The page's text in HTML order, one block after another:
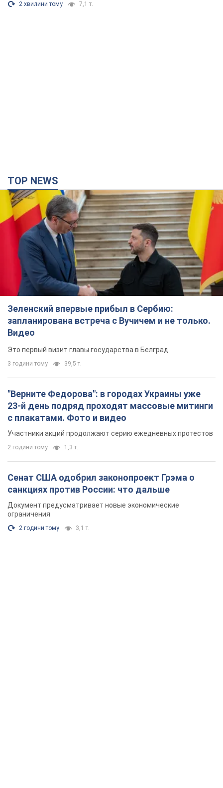
2 хвилини тому 7,1 т.
TOP NEWS
Зеленский впервые прибыл в Сербию:
запланирована встреча с Вучичем и не только.
Видео
Это первый визит главы государства в Белград
3 години тому 39,5 т.
"Верните Федорова": в городах Украины уже
23-й день подряд проходят массовые митинги
с плакатами. Фото и видео
Участники акций продолжают серию ежедневных протестов
2 години тому 1,3 т.
Сенат США одобрил законопроект Грэма о
санкциях против России: что дальше
Документ предусматривает новые экономические
ограничения
2 години тому 3,1 т.